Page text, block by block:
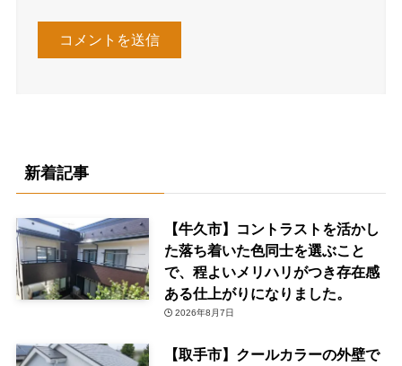
新着記事
【牛久市】コントラストを活かし
た落ち着いた色同士を選ぶこと
で、程よいメリハリがつき存在感
ある仕上がりになりました。
2026年8月7日
【取手市】クールカラーの外壁で